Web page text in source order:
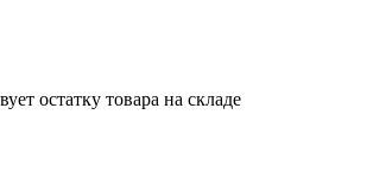
остатку товара на складе